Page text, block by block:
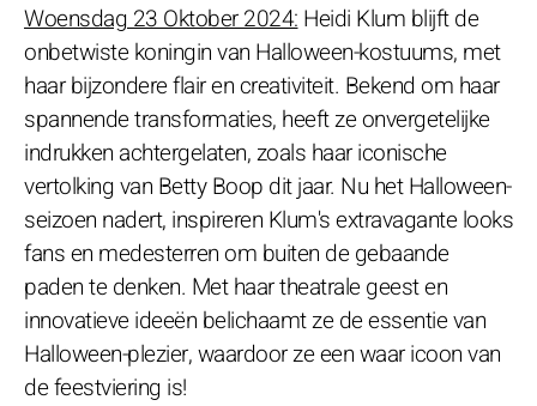
Woensdag 23 Oktober 2024: Heidi Klum blijft de
onbetwiste koningin van Halloween-kostuums, met
haar bijzondere flair en creativiteit. Bekend om haar
spannende transformaties, heeft ze onvergetelijke
indrukken achtergelaten, zoals haar iconische
vertolking van Betty Boop dit jaar. Nu het Halloween-
seizoen nadert, inspireren Klum's extravagante looks
fans en medesterren om buiten de gebaande
paden te denken. Met haar theatrale geest en
innovatieve ideeën belichaamt ze de essentie van
Halloween-plezier, waardoor ze een waar icoon van
de feestviering is!